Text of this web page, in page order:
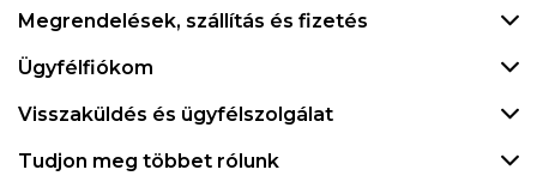
Megrendelések, szállítás és fizetés
Ügyfélfiókom
Visszaküldés és ügyfélszolgálat
Tudjon meg többet rólunk